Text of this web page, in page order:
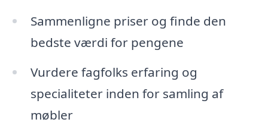
Sammenligne priser og finde den
bedste værdi for pengene
Vurdere fagfolks erfaring og
specialiteter inden for samling af
møbler